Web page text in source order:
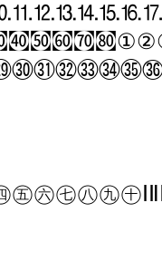
⒒⒓⒔⒕⒖⒗⒘
㉋㉌㉍㉎㉏①②
㉚㉛㉜㉝㉞㉟
㊄㊅㊆㊇㊈㊉